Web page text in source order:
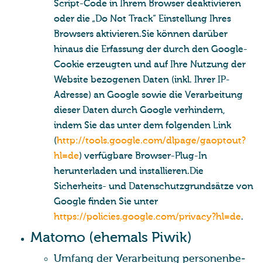
Script-Code in Ihrem Browser deaktivieren
oder die „Do Not Track“ Einstellung Ihres
Browsers aktivieren.Sie können darüber
hinaus die Erfassung der durch den Google-
Cookie erzeugten und auf Ihre Nutzung der
Website bezogenen Daten (inkl. Ihrer IP-
Adresse) an Google sowie die Verarbeitung
dieser Daten durch Google verhindern,
indem Sie das unter dem folgenden Link
(http://tools.google.com/dlpage/gaoptout?
hl=de) verfügbare Browser-Plug-In
herunterladen und installieren.Die
Sicherheits- und Datenschutzgrundsätze von
Google finden Sie unter
https://policies.google.com/privacy?hl=de.
Ma­tomo (ehe­mals Piwik)
Um­fang der Ver­ar­bei­tung per­so­nen­be­